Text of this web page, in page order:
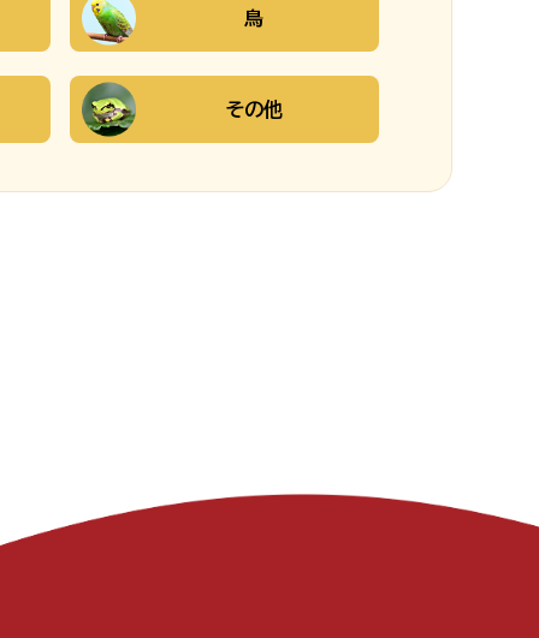
鳥
その他